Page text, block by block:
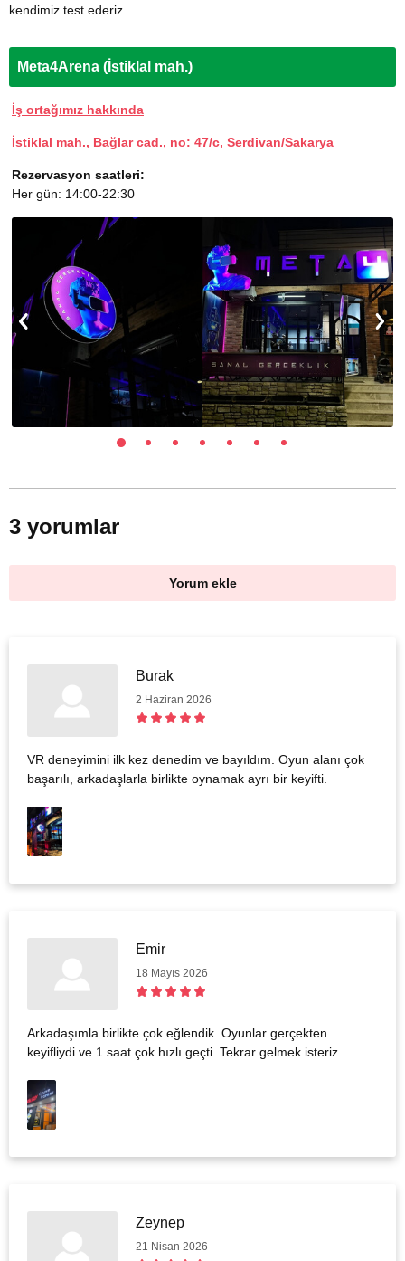
kendimiz test ederiz.
Meta4Arena (İstiklal mah.)
İş ortağımız hakkında
İstiklal mah., Bağlar cad., no: 47/c, Serdivan/Sakarya
Rezervasyon saatleri:
Her gün: 14:00-22:30
3 yorumlar
Yorum ekle
Burak
2 Haziran 2026
VR deneyimini ilk kez denedim ve bayıldım. Oyun alanı çok
başarılı, arkadaşlarla birlikte oynamak ayrı bir keyifti.
Emir
18 Mayıs 2026
Arkadaşımla birlikte çok eğlendik. Oyunlar gerçekten
keyifliydi ve 1 saat çok hızlı geçti. Tekrar gelmek isteriz.
Zeynep
21 Nisan 2026